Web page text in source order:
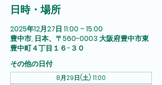
日時・場所
2025年12月27日 11:00 – 15:00
豊中市, 日本、〒560-0003 大阪府豊中市東
豊中町４丁目１６−３０
その他の日付
8月29日(土) 11:00